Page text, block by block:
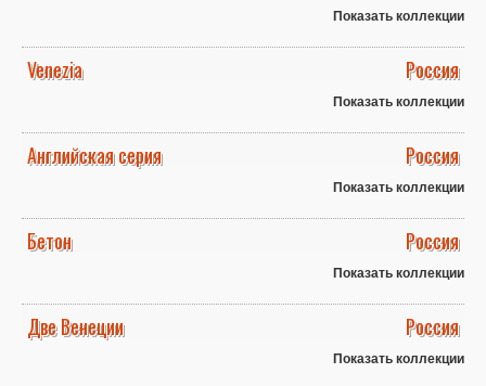
Показать коллекции
Venezia Россия
Показать коллекции
Английская серия Россия
Показать коллекции
Бетон Россия
Показать коллекции
Две Венеции Россия
Показать коллекции